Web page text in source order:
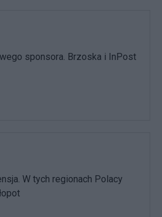
sponsora. Brzoska i InPost
W tych regionach Polacy